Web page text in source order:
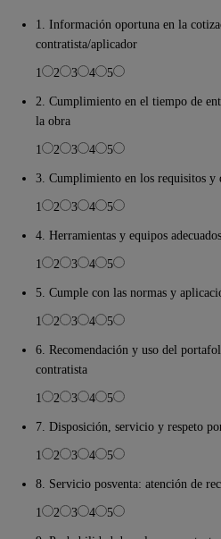
1. Información oportuna en la
contratista/aplicador
1
2 3 4
5
2. Cumplimiento en el tiempo de
la obra
1
2 3 4
5
3. Cumplimiento en los requisitos y
1
2 3 4
5
4. Herramientas y equipos
1
2 3 4
5
5. Cumple con las normas y
1
2 3 4
5
6. Recomendación y uso del
contratista
1
2 3 4
5
7. Disposición, servicio y respeto
1
2 3 4
5
8. Servicio posventa: atención de
1
2 3 4
5